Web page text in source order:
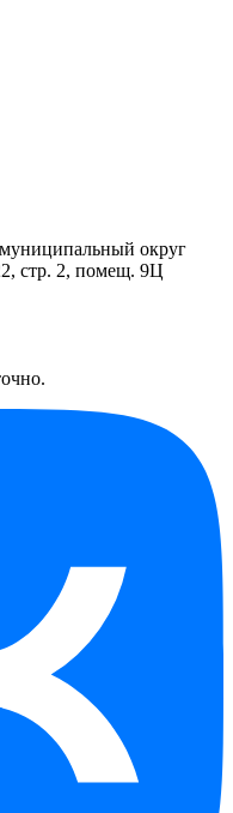
муниципальный округ
стр. 2, помещ. 9Ц